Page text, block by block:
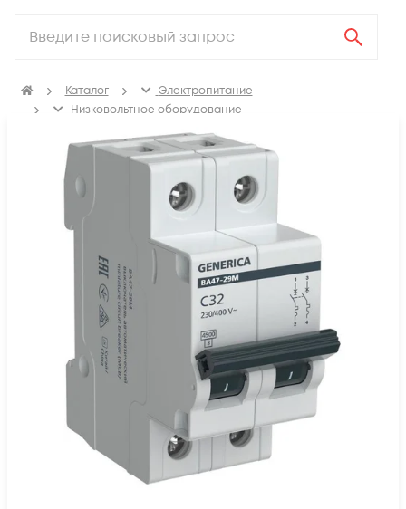
Каталог
Электропитание
Низковольтное оборудование